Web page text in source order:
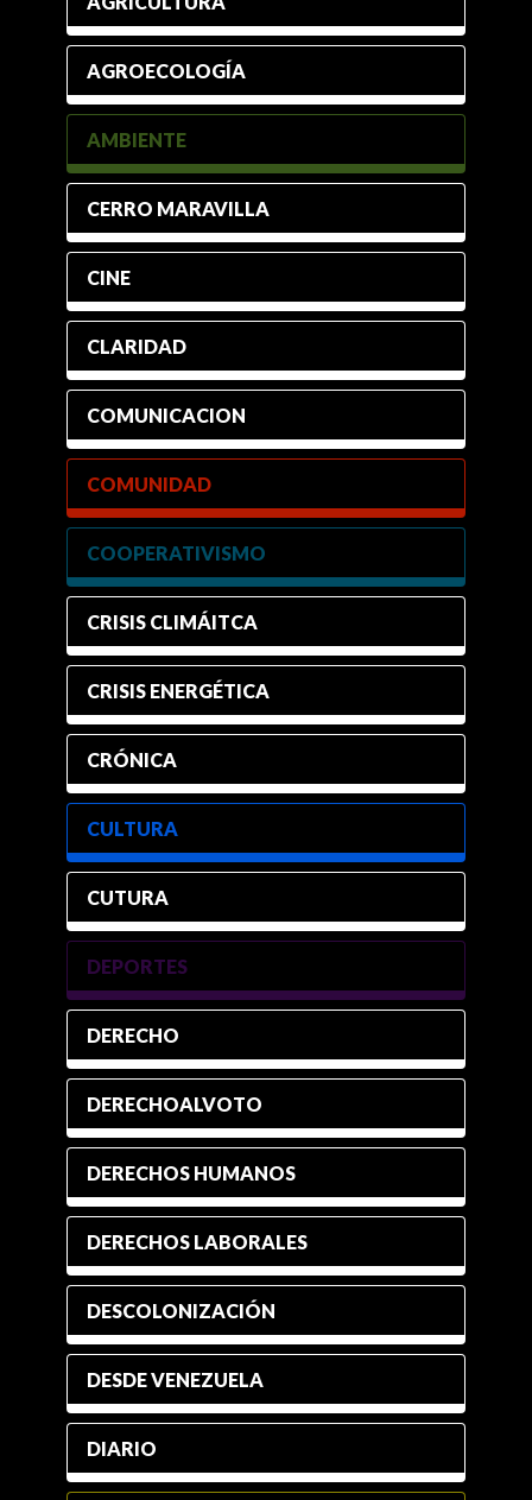
AGROECOLOGÍA
AMBIENTE
CERRO MARAVILLA
CINE
CLARIDAD
COMUNICACION
COMUNIDAD
COOPERATIVISMO
CRISIS CLIMÁITCA
CRISIS ENERGÉTICA
CRÓNICA
CULTURA
CUTURA
DEPORTES
DERECHO
DERECHOALVOTO
DERECHOS HUMANOS
DERECHOS LABORALES
DESCOLONIZACIÓN
DESDE VENEZUELA
DIARIO